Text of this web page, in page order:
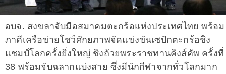
อบจ. สงขลาจับมือสมาคมตะกร้อแห่งประเทศไทย พร้อม
ภาคีเครือข่ายโชว์ศักยภาพจัดแข่งขันเซปักตะกร้อชิง
แชมป์โลกครั้งยิ่งใหญ่ ชิงถ้วยพระราชทานคิงส์คัพ ครั้งที่
38 พร้อมจับฉลากแบ่งสาย ซึ่งมีนักกีฬาจากทั่วโลกมาก